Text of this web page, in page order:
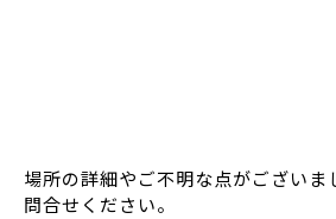
場所の詳細やご不明な点がございま
問合せください。